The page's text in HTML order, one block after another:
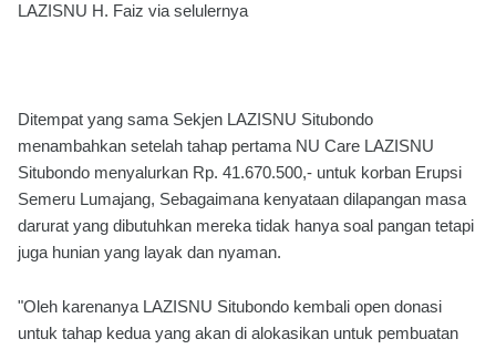
LAZISNU H. Faiz via selulernya
Ditempat yang sama Sekjen LAZISNU Situbondo
menambahkan setelah tahap pertama NU Care LAZISNU
Situbondo menyalurkan Rp. 41.670.500,- untuk korban Erupsi
Semeru Lumajang, Sebagaimana kenyataan dilapangan masa
darurat yang dibutuhkan mereka tidak hanya soal pangan tetapi
juga hunian yang layak dan nyaman.
"Oleh karenanya LAZISNU Situbondo kembali open donasi
untuk tahap kedua yang akan di alokasikan untuk pembuatan